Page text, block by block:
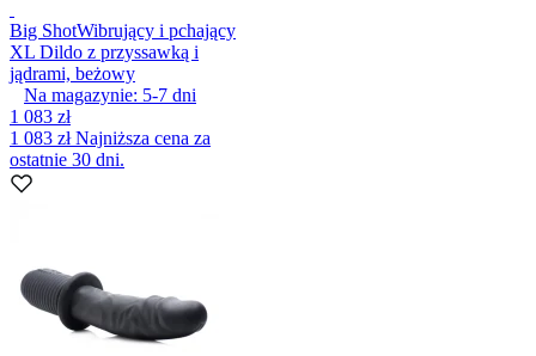
Big ShotWibrujący i pchający
XL Dildo z przyssawką i
jądrami, beżowy
Na magazynie: 5-7 dni
1 083 zł
1 083 złNajniższa cena za
ostatnie 30 dni.